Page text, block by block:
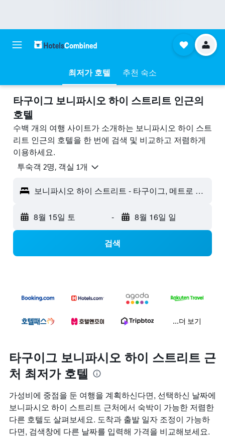
최저가 호텔 추천 숙소
타구이그 보니파시오 하이 스트리트 ​인근의
호텔
수백 개의 여행 사이트가 소개하는 보니파시오 하이 스트
리트 인근의 호텔을 한 번에 검색 및 비교하고 저렴하게
이용하세요.
​투숙객 2​명, ​객실 1개
보니파시오 하이 스트리트 - 타구이그, 메트로 마닐라, 필리핀
8월 15일 토 - 8월 16일 일
검색
...더 보기
타구이그 보니파시오 하이 스트리트 근
처 최저가 호텔
​가성비에 중점을 둔 여행을 계획하신다면, 선택하신 날짜에
보니파시오 하이 스트리트 근처에서 숙박이 가능한 저렴한
다른 호텔도 살펴보세요. 도착과 출발 일자 조정이 가능하
다면, 검색창에 다른 날짜를 입력해 가격을 비교해보세요.